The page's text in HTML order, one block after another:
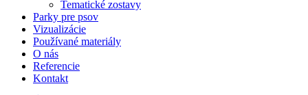
Tematické zostavy
Parky pre psov
Vizualizácie
Používané materiály
O nás
Referencie
Kontakt